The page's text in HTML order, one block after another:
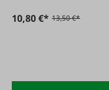
10,80 €* 13,50 €*